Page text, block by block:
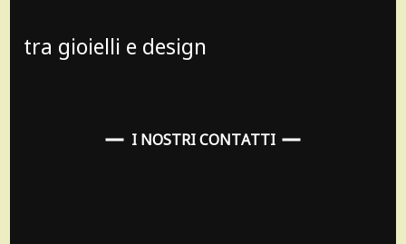
tra gioielli e design
I NOSTRI CONTATTI